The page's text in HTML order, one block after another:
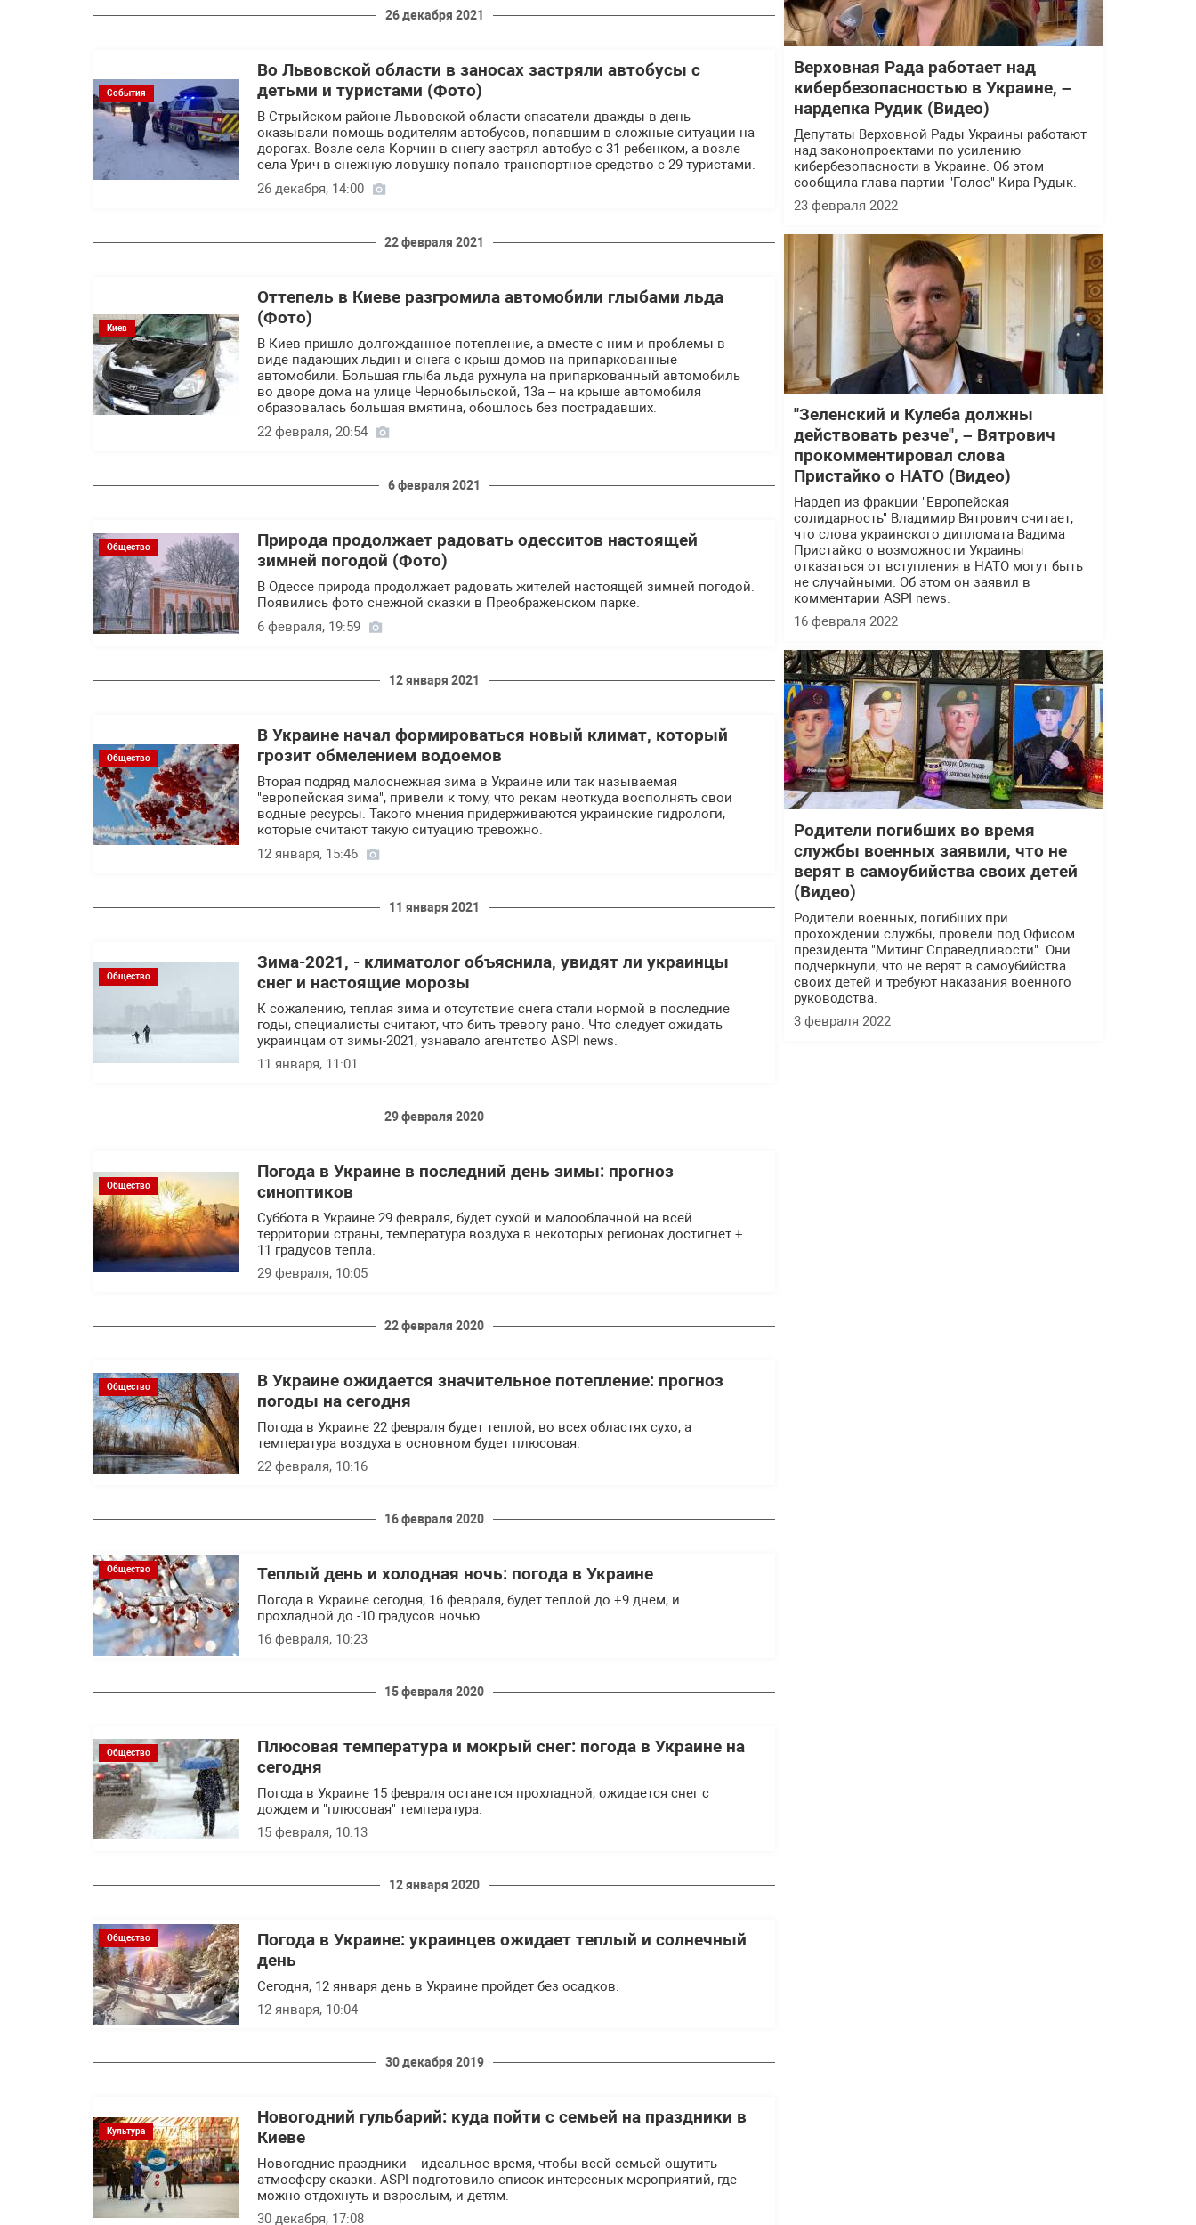
26 декабря 2021
События
Во Львовской области в заносах застряли автобусы с
детьми и туристами (Фото)
В Стрыйском районе Львовской области спасатели дважды в день
оказывали помощь водителям автобусов, попавшим в сложные ситуации на
дорогах. Возле села Корчин в снегу застрял автобус с 31 ребенком, а возле
села Урич в снежную ловушку попало транспортное средство с 29 туристами.
26 декабря, 14:00
22 февраля 2021
Киев
Оттепель в Киеве разгромила автомобили глыбами льда
(Фото)
В Киев пришло долгожданное потепление, а вместе с ним и проблемы в
виде падающих льдин и снега с крыш домов на припаркованные
автомобили. Большая глыба льда рухнула на припаркованный автомобиль
во дворе дома на улице Чернобыльской, 13а – на крыше автомобиля
образовалась большая вмятина, обошлось без пострадавших.
22 февраля, 20:54
6 февраля 2021
Общество
Природа продолжает радовать одесситов настоящей
зимней погодой (Фото)
В Одессе природа продолжает радовать жителей настоящей зимней погодой.
Появились фото снежной сказки в Преображенском парке.
6 февраля, 19:59
12 января 2021
Общество
В Украине начал формироваться новый климат, который
грозит обмелением водоемов
Вторая подряд малоснежная зима в Украине или так называемая
"европейская зима", привели к тому, что рекам неоткуда восполнять свои
водные ресурсы. Такого мнения придерживаются украинские гидрологи,
которые считают такую ситуацию тревожно.
12 января, 15:46
11 января 2021
Общество
Зима-2021, - климатолог объяснила, увидят ли украинцы
снег и настоящие морозы
К сожалению, теплая зима и отсутствие снега стали нормой в последние
годы, специалисты считают, что бить тревогу рано. Что следует ожидать
украинцам от зимы-2021, узнавало агентство ASPI news.
11 января, 11:01
29 февраля 2020
Общество
Погода в Украине в последний день зимы: прогноз
синоптиков
Суббота в Украине 29 февраля, будет сухой и малооблачной на всей
территории страны, температура воздуха в некоторых регионах достигнет +
11 градусов тепла.
29 февраля, 10:05
22 февраля 2020
Общество
В Украине ожидается значительное потепление: прогноз
погоды на сегодня
Погода в Украине 22 февраля будет теплой, во всех областях сухо, а
температура воздуха в основном будет плюсовая.
22 февраля, 10:16
16 февраля 2020
Общество Теплый день и холодная ночь: погода в Украине
Погода в Украине сегодня, 16 февраля, будет теплой до +9 днем, и
прохладной до -10 градусов ночью.
16 февраля, 10:23
15 февраля 2020
Общество
Плюсовая температура и мокрый снег: погода в Украине на
сегодня
Погода в Украине 15 февраля останется прохладной, ожидается снег с
дождем и "плюсовая" температура.
15 февраля, 10:13
12 января 2020
Общество
Погода в Украине: украинцев ожидает теплый и солнечный
день
Сегодня, 12 января день в Украине пройдет без осадков.
12 января, 10:04
30 декабря 2019
Культура
Новогодний гульбарий: куда пойти с семьей на праздники в
Киеве
Новогодние праздники – идеальное время, чтобы всей семьей ощутить
атмосферу сказки. ASPI подготовило список интересных мероприятий, где
можно отдохнуть и взрослым, и детям.
30 декабря, 17:08
Верховная Рада работает над
кибербезопасностью в Украине, –
нардепка Рудик (Видео)
Депутаты Верховной Рады Украины работают
над законопроектами по усилению
кибербезопасности в Украине. Об этом
сообщила глава партии "Голос" Кира Рудык.
23 февраля 2022
"Зеленский и Кулеба должны
действовать резче", – Вятрович
прокомментировал слова
Пристайко о НАТО (Видео)
Нардеп из фракции "Европейская
солидарность" Владимир Вятрович считает,
что слова украинского дипломата Вадима
Пристайко о возможности Украины
отказаться от вступления в НАТО могут быть
не случайными. Об этом он заявил в
комментарии ASPI news.
16 февраля 2022
Родители погибших во время
службы военных заявили, что не
верят в самоубийства своих детей
(Видео)
Родители военных, погибших при
прохождении службы, провели под Офисом
президента "Митинг Справедливости". Они
подчеркнули, что не верят в самоубийства
своих детей и требуют наказания военного
руководства.
3 февраля 2022